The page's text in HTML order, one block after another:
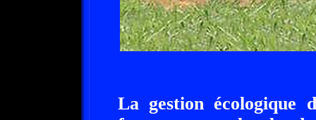
La gestion écologique